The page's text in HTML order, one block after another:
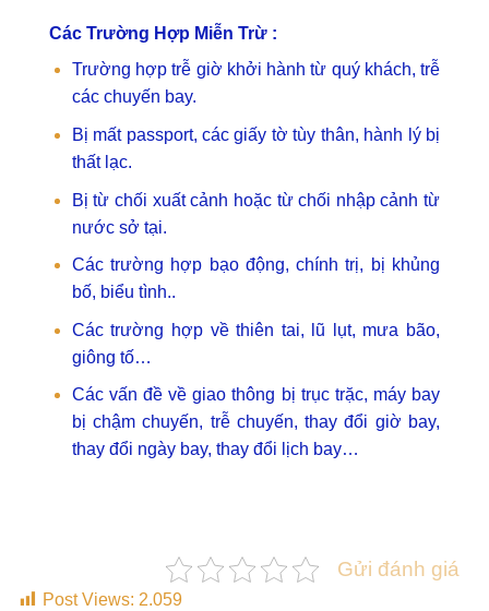
Các Trường Hợp Miễn Trừ :
Trường hợp trễ giờ khởi hành từ quý khách, trễ
các chuyến bay.
Bị mất passport, các giấy tờ tùy thân, hành lý bị
thất lạc.
Bị từ chối xuất cảnh hoặc từ chối nhập cảnh từ
nước sở tại.
Các trường hợp bạo động, chính trị, bị khủng
bố, biểu tình..
Các trường hợp về thiên tai, lũ lụt, mưa bão,
giông tố…
Các vấn đề về giao thông bị trục trặc, máy bay
bị chậm chuyến, trễ chuyến, thay đổi giờ bay,
thay đổi ngày bay, thay đổi lịch bay…
Gửi đánh giá
Post Views: 2.059